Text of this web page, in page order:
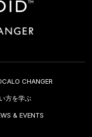
CHANGER
方を学ぶ
& EVENTS